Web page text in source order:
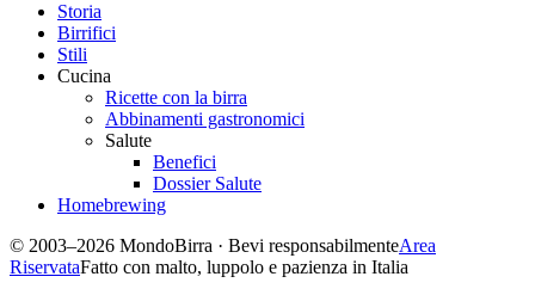
Storia
Birrifici
Stili
Cucina
Ricette con la birra
Abbinamenti gastronomici
Salute
Benefici
Dossier Salute
Homebrewing
© 2003–2026 MondoBirra · Bevi responsabilmenteArea
RiservataFatto con malto, luppolo e pazienza in Italia